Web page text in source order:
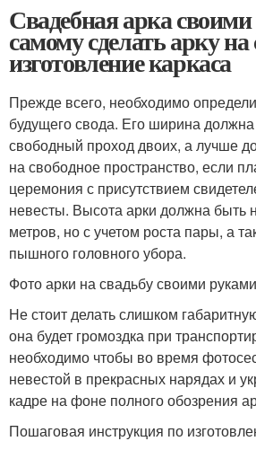
Свадебная арка
самому сделать арку на
изготовление каркаса
Прежде всего, необходимо
будущего свода. Его ширина
свободный проход двоих, а лучше
на свободное пространство, если
церемония с присутствием
невесты. Высота арки должна быть
метров, но с учетом роста пары, а
пышного головного убора.
Фото арки на свадьбу своими руками
Не стоит делать слишком
она будет громоздка при
необходимо чтобы во время
невестой в прекрасных нарядах и
кадре на фоне полного обозрения
Пошаговая инструкция по